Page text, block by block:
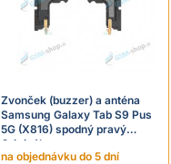
Zvonček (buzzer) a anténa
Samsung Galaxy Tab S9 Pus
5G (X816) spodný pravý
Originál
na objednávku do 5 dní